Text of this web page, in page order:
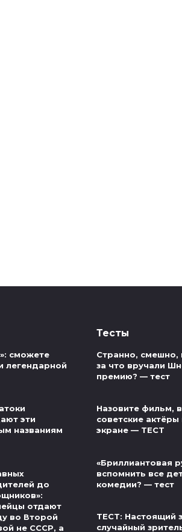
сможете
легендарной
эти
названиям
до
отдают
во Второй
не СССР, а
Тесты
Странно, смешно,
за что вручали
премию? — тест
Назовите фильм,
советские актёры
экране — ТЕСТ
«Бриллиантовая
вспомнить все
комедии? — тест
ТЕСТ: Настоящий
случайный